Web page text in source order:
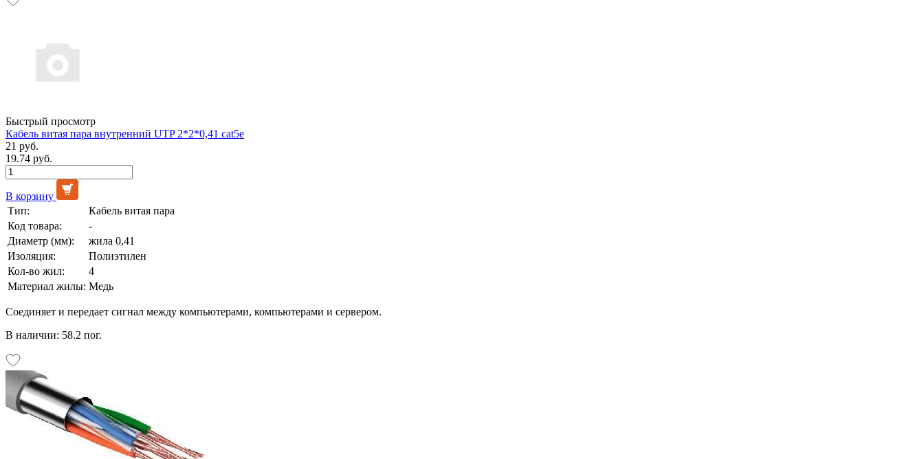
Быстрый просмотр
Кабель витая пара внутренний UTP 2*2*0,41 cat5e
21 руб.
19.74 руб.
В корзину
Тип:
Кабель витая пара
Код товара:
-
Диаметр (мм):
жила 0,41
Изоляция:
Полиэтилен
Кол-во жил:
4
Материал жилы: Медь
Соединяет и передает сигнал между компьютерами, компьютерами и сервером.
В наличии: 58.2 пог.